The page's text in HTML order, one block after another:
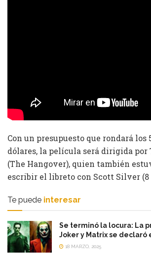
Con un presupuesto que rondará los
dólares, la película será dirigida
(The Hangover), quien también
escribir el libreto con Scott Silver (8
Te puede interesar
Se terminó la locura: La
Joker y Matrix se declaró
18 MARZO, 2025